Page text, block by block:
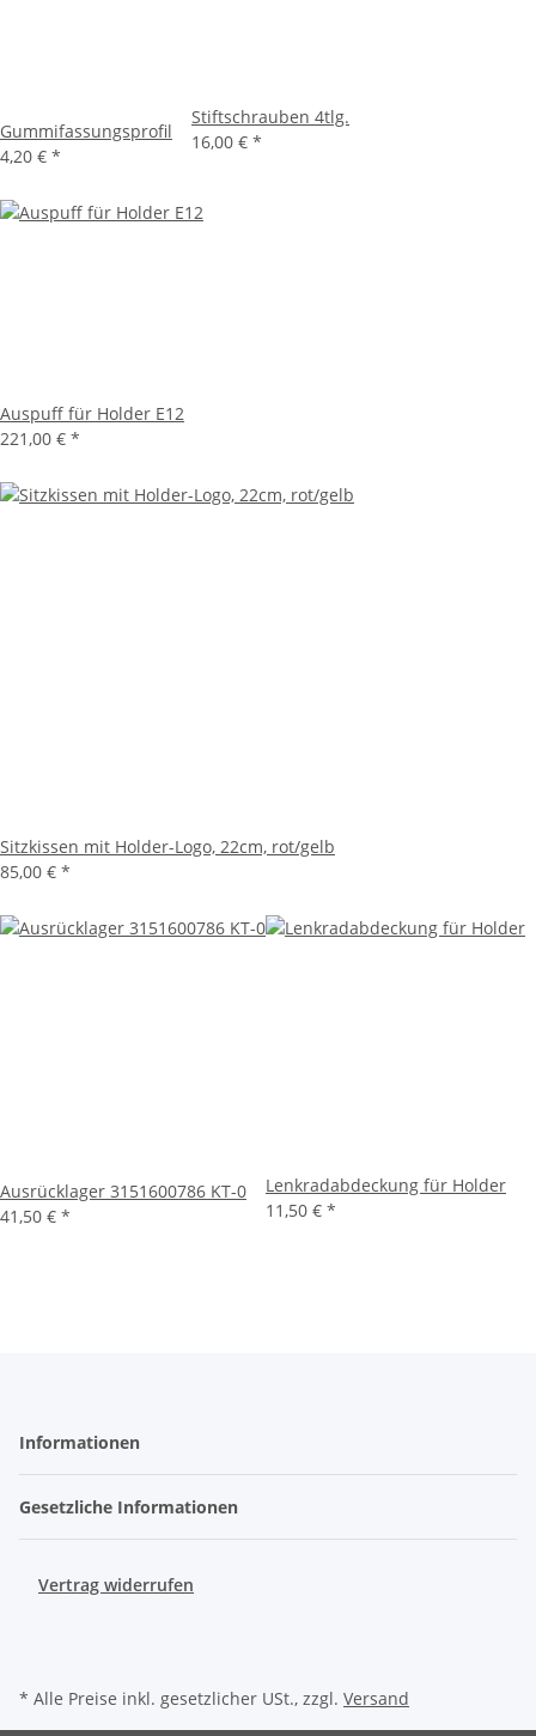
Gummifassungsprofil
4,20 € *
Stiftschrauben 4tlg.
16,00 € *
Auspuff für Holder E12
221,00 € *
Sitzkissen mit Holder-Logo, 22cm, rot/gelb
85,00 € *
Ausrücklager 3151600786 KT-0
41,50 € *
Lenkradabdeckung für Holder
11,50 € *
Informationen
Gesetzliche Informationen
Vertrag widerrufen
* Alle Preise inkl. gesetzlicher USt., zzgl. Versand